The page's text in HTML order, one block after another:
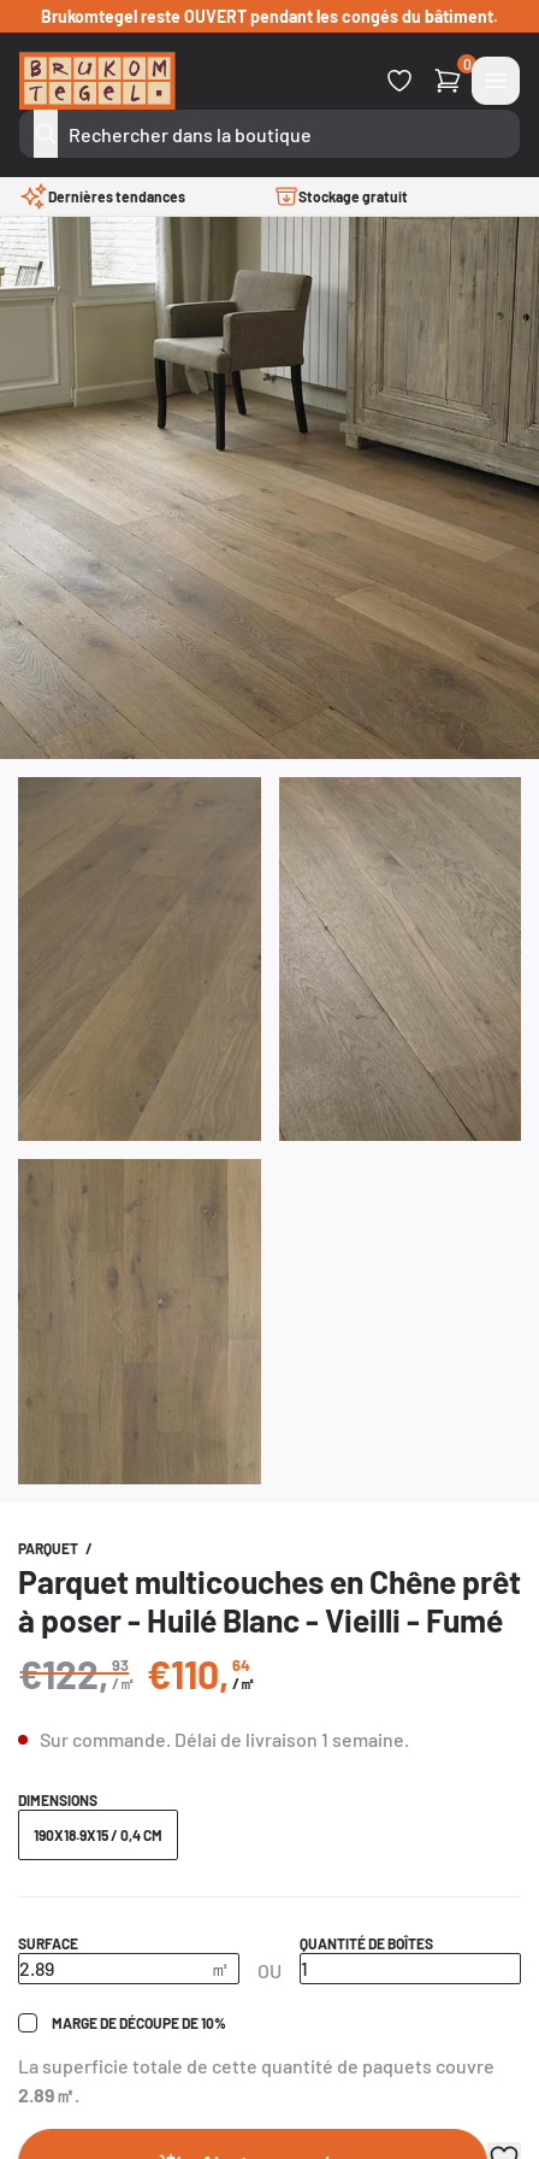
Passer au contenu
Brukomtegel reste OUVERT pendant les congés du bâtiment.
0
Dernières tendances Stockage gratuit
PARQUET /
Parquet multicouches en Chêne prêt
à poser - Huilé Blanc - Vieilli - Fumé
Prix régulier
€122,93
/㎡
€110, 64
/㎡
Sur commande. Délai de livraison 1 semaine.
DIMENSIONS
190X18.9X15 / 0,4 CM
SURFACE
OU
QUANTITÉ DE BOÎTES
MARGE DE DÉCOUPE DE 10%
La superficie totale de cette quantité de paquets couvre
2.89㎡.